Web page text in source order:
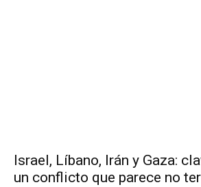
Israel, Líbano, Irán y Gaza:
un conflicto que parece no